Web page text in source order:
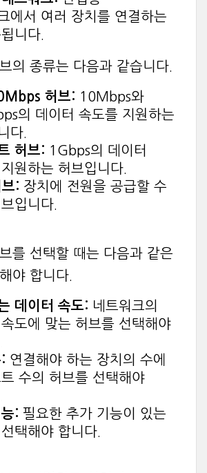
에서 여러 장치를 연결하는
니다.
의 종류는 다음과 같습니다.
허브: 10Mbps와
의 데이터 속도를 지원하는
다.
허브: 1Gbps의 데이터
원하는 허브입니다.
브: 장치에 전원을 공급할 수
입니다.
를 선택할 때는 다음과 같은
야 합니다.
데이터 속도: 네트워크의
도에 맞는 허브를 선택해야
연결해야 하는 장치의 수에
수의 허브를 선택해야
: 필요한 추가 기능이 있는
택해야 합니다.